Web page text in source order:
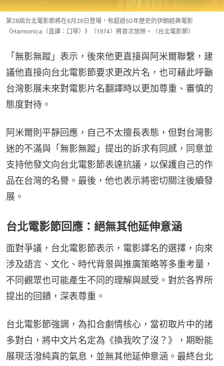
第28屆台北電影節將在6月26日登場，有超過50年歷史的伊朗經典電影
《Harmonica（直譯：口琴）》（1974）將首次放映。（台北電影節）
「無影無蹤」表示，後來他更直接與阿米爾聯繫，建
議他直接向台北電影節要求更改片名，也可藉此呼籲
台灣影展未來對電影片名翻譯時以更加尊重、審慎的
態度對待。
阿米爾則平靜回應，自己不太擅長表態，但對台灣影
迷的不滿與「無影無蹤」提出的訴求有同感，同意並
支持他發文向台北電影節表達抗議，以保護自己的作
品在台灣的名譽。最後，他也表示將密切關注後續發
展。
台北電影節回應：絕無其他延伸意涵
面對爭議，台北電影節表示，電影譯名的選擇，向來
涉及語言、文化、時代背景與推廣策略等多重考量，
不同觀眾也可能產生不同的理解與感受。對於各界所
提出的回饋，深表尊重。
台北電影節強調，為扣合劇情核心，當初取片中的諸
多對白，將中文片名定為《換我吹了沒？》，期盼能
展現活潑純真的氣息，並無其他延伸意涵。最終台北